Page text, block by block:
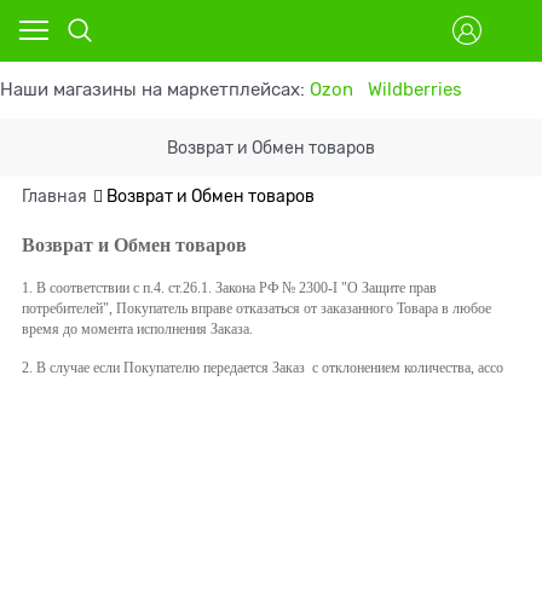
Наши магазины на маркетплейсах: Ozon Wildberries
Возврат и Обмен товаров
Главная Возврат и Обмен товаров
Возврат и Обмен товаров
1. В соответствии с п.4. ст.26.1. Закона РФ № 2300-I "О Защите прав
потребителей", Покупатель вправе отказаться от заказанного Товара в любое
время до момента исполнения Заказа.
2. В случае если Покупателю передается Заказ с отклонением количества, ассо